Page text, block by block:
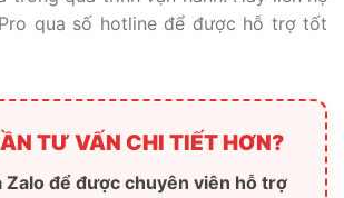
qua số hotline để được hỗ trợ tốt
TƯ VẤN CHI TIẾT HƠN?
Zalo để được chuyên viên hỗ trợ